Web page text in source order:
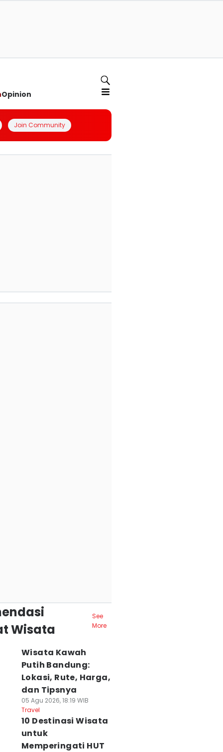
Opinion
Join Community
Wisata
See
More
Wisata Kawah
Putih Bandung:
Lokasi, Rute, Harga,
dan Tipsnya
05 Agu 2026, 18:19 WIB
Travel
10 Destinasi Wisata
untuk
Memperingati HUT